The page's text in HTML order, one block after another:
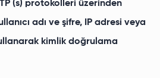
(s) protokolleri üzerinden
adı ve şifre, IP adresi veya
kimlik doğrulama